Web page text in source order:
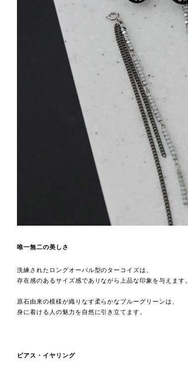
唯一無二の美しさ
洗練されたロングオーバル型のターコイズは、
存在感のあるサイズ感でありながら上品な印象を与えます。
原石由来の模様が織りなす柔らかなブルーグリーンは、
身に着ける人の魅力を自然に引き立てます。
ピアス・イヤリング